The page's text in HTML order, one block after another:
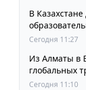
В
Сегодня 11:27
Из Алматы в
глобальных
школы
Сегодня 11:10